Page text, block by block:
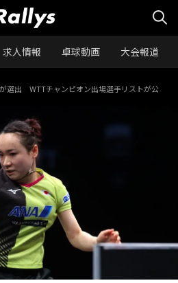
求人情報 卓球動画 大会報道
選出 WTTチャンピオン出場選手リストが公